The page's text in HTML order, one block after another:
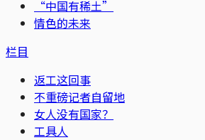
“中国有稀土”
情色的未来
栏目
返工这回事
不重磅记者自留地
女人没有国家？
工具人